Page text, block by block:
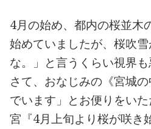
4月の始め、都内の桜並木
始めていましたが、桜吹
な。」と言うくらい視界
さて、おなじみの《宮城
でいます」とお便りをいた
宮『4月上旬より桜が咲き